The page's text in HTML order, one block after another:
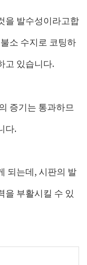
을 발수성이라고합
소 수지로 코팅하
고 있습니다.
증기는 통과하므
다.
되는데, 시판의 발
을 부활시킬 수 있